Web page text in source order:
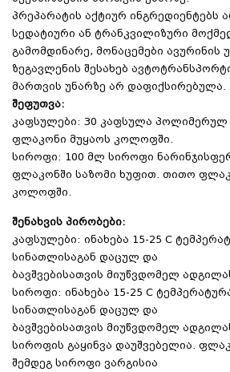
პრეპარატის აქტიურ ინგრედიენტებს
სედატიური ან ტრანკვილიზური
გამომდინარე, მონაცემები ავურინის
ზეგავლენის შესახებ
მართვის უნარზე არ დაფიქსირებულა.
შეფუთვა:
კაფსულები: 30 კაფსულა
ფლაკონი მუყაოს კოლოფში.
სიროფი: 100 მლ სიროფი
ფლაკონში საზომი ხუფით. თითო
კოლოფში.
შენახვის პირობები:
კაფსულები: ინახება 15-25 C
სინათლისაგან დაცულ და
ბავშვებისათვის მიუწვდომელ
სიროფი: ინახება 15-25 C
სინათლისაგან დაცულ და
ბავშვებისათვის მიუწვდომელ
სიროფის გაყინვა დაუშვებელია.
შემდეგ სიროფი ვარგისია